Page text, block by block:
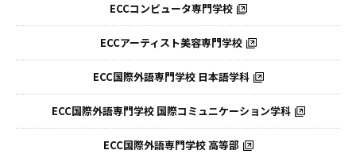
ECCコンピュータ専門学校
ECCアーティスト美容専門学校
ECC国際外語専門学校 日本語学科
ECC国際外語専門学校 国際コミュニケーション学科
ECC国際外語専門学校 高等部